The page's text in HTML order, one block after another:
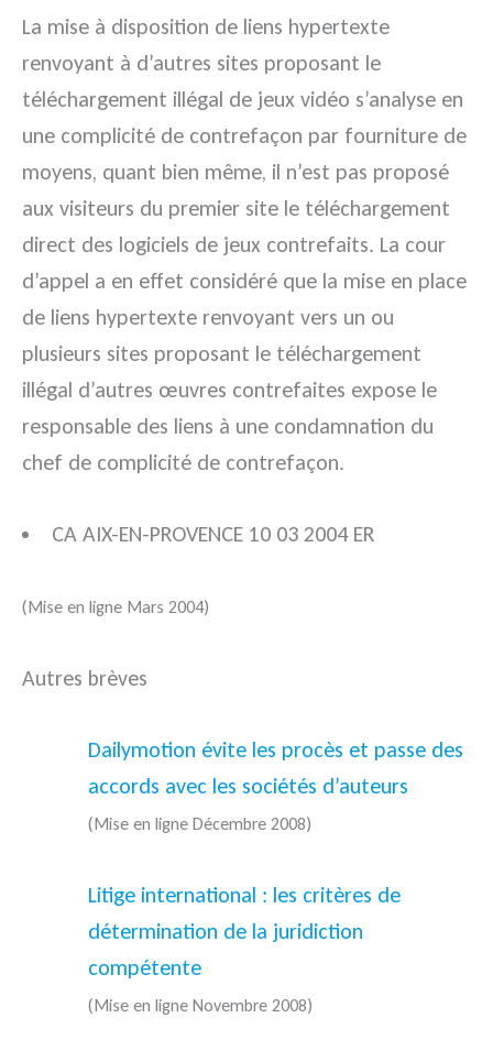
La mise à disposition de liens hypertexte
renvoyant à d’autres sites proposant le
téléchargement illégal de jeux vidéo s’analyse en
une complicité de contrefaçon par fourniture de
moyens, quant bien même, il n’est pas proposé
aux visiteurs du premier site le téléchargement
direct des logiciels de jeux contrefaits. La cour
d’appel a en effet considéré que la mise en place
de liens hypertexte renvoyant vers un ou
plusieurs sites proposant le téléchargement
illégal d’autres œuvres contrefaites expose le
responsable des liens à une condamnation du
chef de complicité de contrefaçon.
CA AIX-EN-PROVENCE 10 03 2004 ER
(Mise en ligne Mars 2004)
Autres brèves
Dailymotion évite les procès et passe des
accords avec les sociétés d’auteurs
(Mise en ligne Décembre 2008)
Litige international : les critères de
détermination de la juridiction
compétente
(Mise en ligne Novembre 2008)